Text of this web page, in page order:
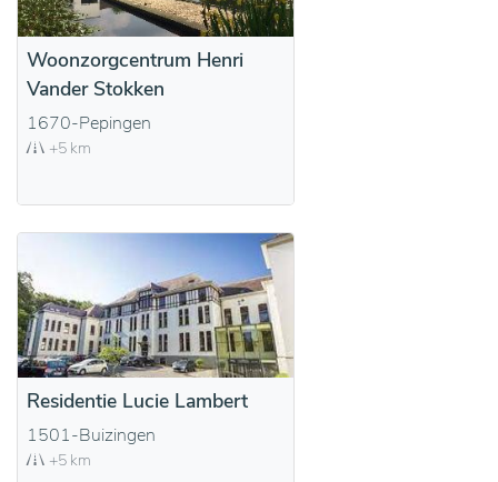
Woonzorgcentrum Henri
Vander Stokken
1670-Pepingen
+5 km
Residentie Lucie Lambert
1501-Buizingen
+5 km